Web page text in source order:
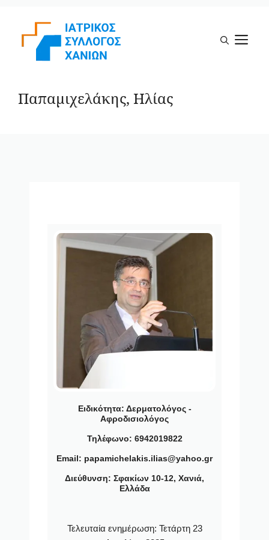
περιεχόμενο
Παπαμιχελάκης, Ηλίας
Ειδικότητα: Δερματολόγος -
Αφροδισιολόγος
Τηλέφωνο: 6942019822
Email: papamichelakis.ilias@yahoo.gr
Διεύθυνση: Σφακίων 10-12, Χανιά,
Ελλάδα
Τελευταία ενημέρωση: Τετάρτη 23